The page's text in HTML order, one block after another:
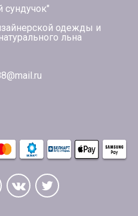
сундучок"
одежды и
льна